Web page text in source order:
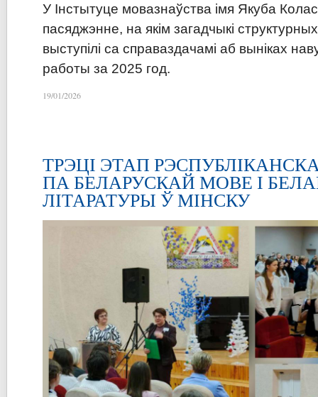
У Інстытуце мовазнаўства імя Якуба
пасяджэнне, на якім загадчыкі
выступілі са справаздачамі аб выніках
работы за 2025 год.
19/01/2026
ТРЭЦІ ЭТАП
ПА БЕЛАРУСКАЙ МОВЕ І
ЛІТАРАТУРЫ Ў МІНСКУ